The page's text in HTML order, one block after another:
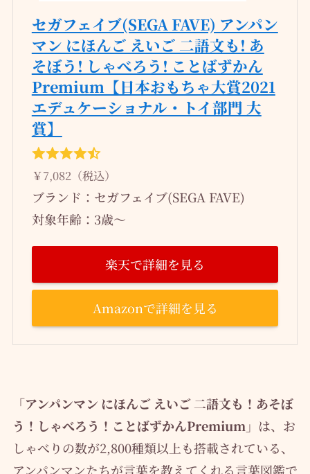
セガフェイブ(SEGA FAVE) アンパン
マン にほんご えいご 二語文も! あ
そぼう! しゃべろう! ことばずかん
Premium【日本おもちゃ大賞2021
エデュケーショナル・トイ部門 大
賞】
￥7,082（税込）
ブランド：セガフェイブ(SEGA FAVE)
対象年齢：3歳～
楽天で詳細を見る
Amazonで詳細を見る
「アンパンマン にほんご えいご 二語文も！あそぼ
う！しゃべろう！ことばずかんPremium」 は、お
しゃべりの数が2,800種類以上も搭載されている、
アンパンマンたちが言葉を教えてくれる言葉図鑑で